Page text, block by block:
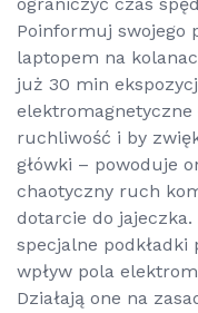
Poinformuj swojego
laptopem na
już 30 min
elektromagnetyczne
ruchliwość i by
główki – powoduje
chaotyczny ruch
dotarcie do
specjalne
wpływ pola
Działają one na